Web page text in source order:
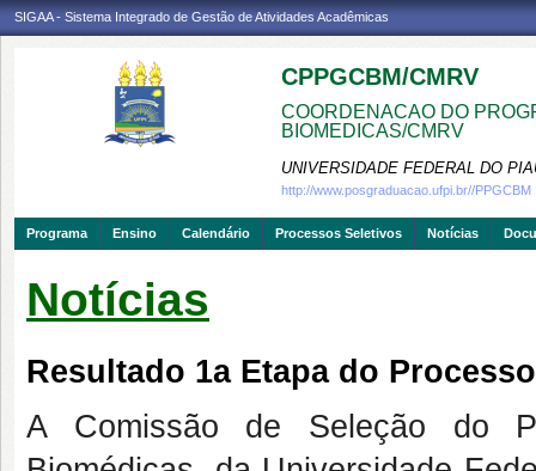
SIGAA - Sistema Integrado de Gestão de Atividades Acadêmicas
CPPGCBM/CMRV
COORDENACAO DO
BIOMEDICAS/CMRV
UNIVERSIDADE FEDERAL DO
http://www.posgraduacao.ufpi.br//PPGCBM
Programa Ensino Calendário Processos Seletivos Notícias
Notícias
Resultado 1a Etapa do
A Comissão de Seleção do